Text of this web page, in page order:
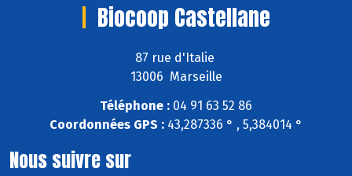
Biocoop Castellane
87 rue d'Italie
13006 Marseille
Téléphone : 04 91 63 52 86
Coordonnées GPS : 43,287336 ° , 5,384014 °
Nous suivre sur